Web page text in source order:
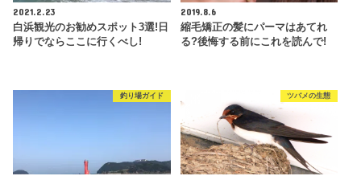
2021.2.23
白浜観光のお勧めスポット3選!日
帰りでならここに行くべし!
2019.8.6
縮毛矯正の髪にパーマはあてれ
る?後悔する前にこれを読んで!
釣り場ガイド ツバメの生態